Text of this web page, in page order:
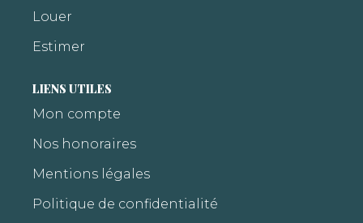
Louer
Estimer
LIENS UTILES
Mon compte
Nos honoraires
Mentions légales
Politique de confidentialité